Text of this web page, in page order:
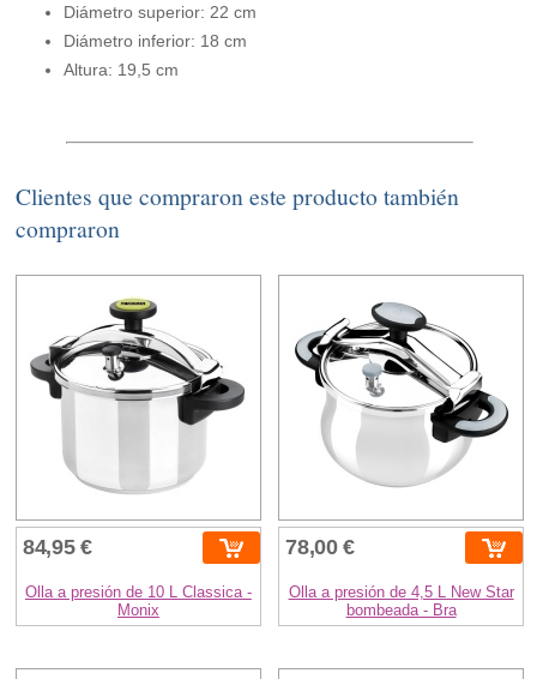
Diámetro superior: 22 cm
Diámetro inferior: 18 cm
Altura: 19,5 cm
Clientes que compraron este producto también
compraron
84,95 €
Olla a presión de 10 L Classica -
Monix
78,00 €
Olla a presión de 4,5 L New Star
bombeada - Bra